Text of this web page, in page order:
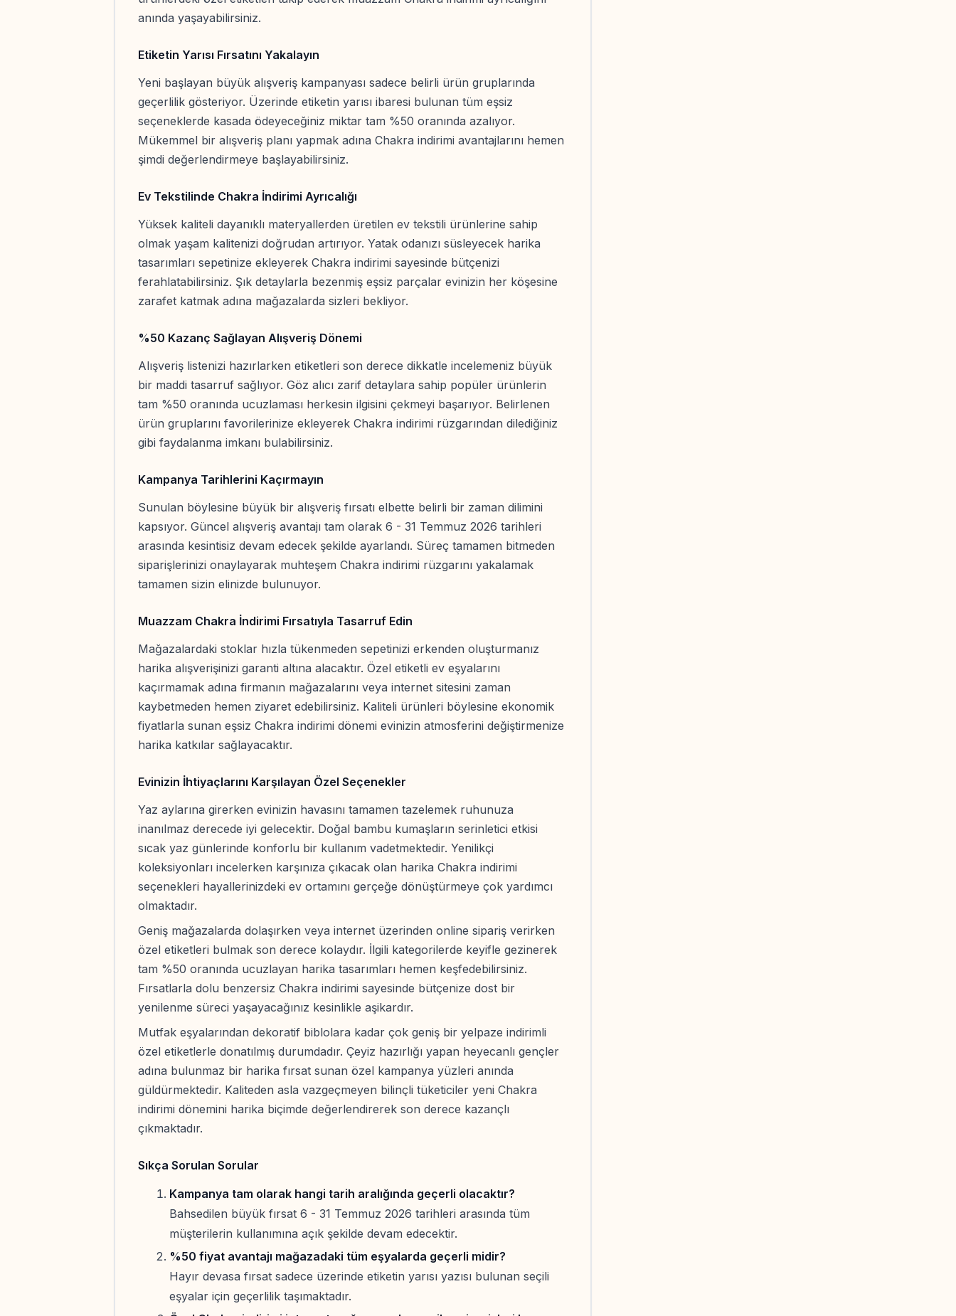
anında yaşayabilirsiniz.
Etiketin Yarısı Fırsatını Yakalayın
Yeni başlayan büyük alışveriş kampanyası sadece belirli ürün gruplarında
geçerlilik gösteriyor. Üzerinde etiketin yarısı ibaresi bulunan tüm eşsiz
seçeneklerde kasada ödeyeceğiniz miktar tam %50 oranında azalıyor.
Mükemmel bir alışveriş planı yapmak adına Chakra indirimi avantajlarını hemen
şimdi değerlendirmeye başlayabilirsiniz.
Ev Tekstilinde Chakra İndirimi Ayrıcalığı
Yüksek kaliteli dayanıklı materyallerden üretilen ev tekstili ürünlerine sahip
olmak yaşam kalitenizi doğrudan artırıyor. Yatak odanızı süsleyecek harika
tasarımları sepetinize ekleyerek Chakra indirimi sayesinde bütçenizi
ferahlatabilirsiniz. Şık detaylarla bezenmiş eşsiz parçalar evinizin her köşesine
zarafet katmak adına mağazalarda sizleri bekliyor.
%50 Kazanç Sağlayan Alışveriş Dönemi
Alışveriş listenizi hazırlarken etiketleri son derece dikkatle incelemeniz büyük
bir maddi tasarruf sağlıyor. Göz alıcı zarif detaylara sahip popüler ürünlerin
tam %50 oranında ucuzlaması herkesin ilgisini çekmeyi başarıyor. Belirlenen
ürün gruplarını favorilerinize ekleyerek Chakra indirimi rüzgarından dilediğiniz
gibi faydalanma imkanı bulabilirsiniz.
Kampanya Tarihlerini Kaçırmayın
Sunulan böylesine büyük bir alışveriş fırsatı elbette belirli bir zaman dilimini
kapsıyor. Güncel alışveriş avantajı tam olarak 6 - 31 Temmuz 2026 tarihleri
arasında kesintisiz devam edecek şekilde ayarlandı. Süreç tamamen bitmeden
siparişlerinizi onaylayarak muhteşem Chakra indirimi rüzgarını yakalamak
tamamen sizin elinizde bulunuyor.
Muazzam Chakra İndirimi Fırsatıyla Tasarruf Edin
Mağazalardaki stoklar hızla tükenmeden sepetinizi erkenden oluşturmanız
harika alışverişinizi garanti altına alacaktır. Özel etiketli ev eşyalarını
kaçırmamak adına firmanın mağazalarını veya internet sitesini zaman
kaybetmeden hemen ziyaret edebilirsiniz. Kaliteli ürünleri böylesine ekonomik
fiyatlarla sunan eşsiz Chakra indirimi dönemi evinizin atmosferini değiştirmenize
harika katkılar sağlayacaktır.
Evinizin İhtiyaçlarını Karşılayan Özel Seçenekler
Yaz aylarına girerken evinizin havasını tamamen tazelemek ruhunuza
inanılmaz derecede iyi gelecektir. Doğal bambu kumaşların serinletici etkisi
sıcak yaz günlerinde konforlu bir kullanım vadetmektedir. Yenilikçi
koleksiyonları incelerken karşınıza çıkacak olan harika Chakra indirimi
seçenekleri hayallerinizdeki ev ortamını gerçeğe dönüştürmeye çok yardımcı
olmaktadır.
Geniş mağazalarda dolaşırken veya internet üzerinden online sipariş verirken
özel etiketleri bulmak son derece kolaydır. İlgili kategorilerde keyifle gezinerek
tam %50 oranında ucuzlayan harika tasarımları hemen keşfedebilirsiniz.
Fırsatlarla dolu benzersiz Chakra indirimi sayesinde bütçenize dost bir
yenilenme süreci yaşayacağınız kesinlikle aşikardır.
Mutfak eşyalarından dekoratif biblolara kadar çok geniş bir yelpaze indirimli
özel etiketlerle donatılmış durumdadır. Çeyiz hazırlığı yapan heyecanlı gençler
adına bulunmaz bir harika fırsat sunan özel kampanya yüzleri anında
güldürmektedir. Kaliteden asla vazgeçmeyen bilinçli tüketiciler yeni Chakra
indirimi dönemini harika biçimde değerlendirerek son derece kazançlı
çıkmaktadır.
Sıkça Sorulan Sorular
Kampanya tam olarak hangi tarih aralığında geçerli olacaktır?
Bahsedilen büyük fırsat 6 - 31 Temmuz 2026 tarihleri arasında tüm
müşterilerin kullanımına açık şekilde devam edecektir.
%50 fiyat avantajı mağazadaki tüm eşyalarda geçerli midir?
Hayır devasa fırsat sadece üzerinde etiketin yarısı yazısı bulunan seçili
eşyalar için geçerlilik taşımaktadır.